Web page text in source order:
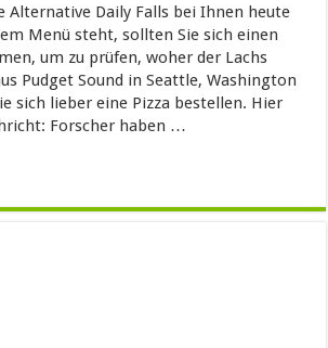
Alternative Daily Falls bei Ihnen heute
Menü steht, sollten Sie sich einen
um zu prüfen, woher der Lachs
Pudget Sound in Seattle, Washington
sich lieber eine Pizza bestellen. Hier
Forscher haben …